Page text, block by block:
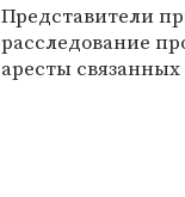
Представители
расследование
аресты